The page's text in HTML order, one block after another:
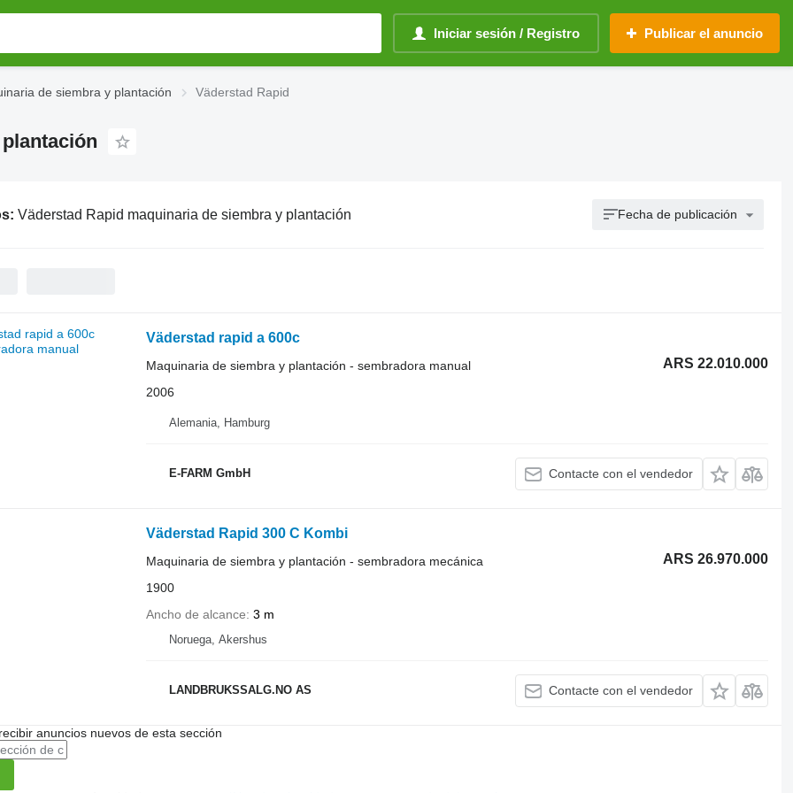
Iniciar sesión / Registro Publicar el anuncio
de siembra y plantación Väderstad Rapid
Väderstad Rapid maquinaria de siembra y plantación Fecha de publicación
Väderstad rapid a 600c
ARS 22.010.000
Maquinaria de siembra y plantación - sembradora manual
2006
Alemania, Hamburg
E-FARM GmbH Contacte con el vendedor
Väderstad Rapid 300 C Kombi
ARS 26.970.000
Maquinaria de siembra y plantación - sembradora mecánica
1900
Ancho de alcance 3 m
Noruega, Akershus
LANDBRUKSSALG.NO AS Contacte con el vendedor
anuncios nuevos de esta sección